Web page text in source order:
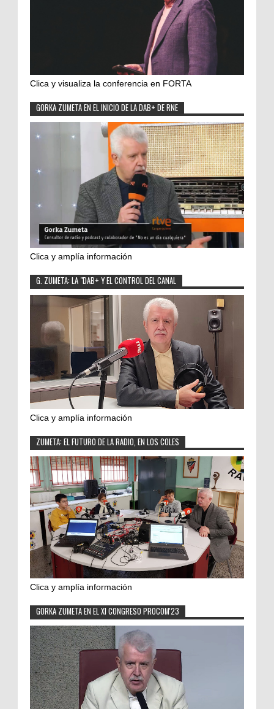
Clica y visualiza la conferencia en FORTA
GORKA ZUMETA EN EL INICIO DE LA DAB+ DE RNE
Clica y amplía información
G. ZUMETA: LA "DAB+ Y EL CONTROL DEL CANAL
Clica y amplía información
ZUMETA: EL FUTURO DE LA RADIO, EN LOS COLES
Clica y amplía información
GORKA ZUMETA EN EL XI CONGRESO PROCOM'23